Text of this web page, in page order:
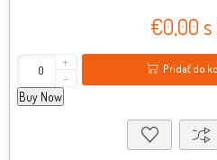
€0,00 s
+
-
Pridať do
Buy Now